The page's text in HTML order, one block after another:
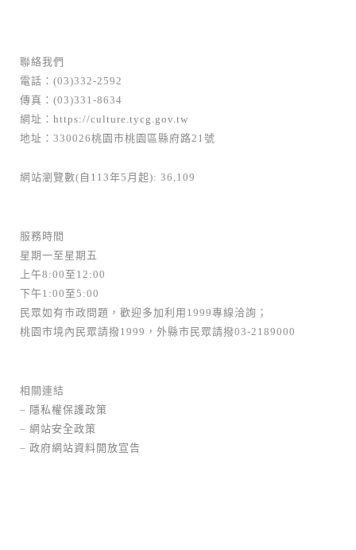
聯絡我們
電話：(03)332-2592
傳真：(03)331-8634
網址： https://culture.tycg.gov.tw
地址：330026桃園市桃園區縣府路21號
網站瀏覽數(自113年5月起): 36,109
服務時間
星期一至星期五
上午8:00至12:00
下午1:00至5:00
民眾如有市政問題，歡迎多加利用1999專線洽詢；
桃園市境內民眾請撥1999，外縣市民眾請撥03-2189000
相關連結
– 隱私權保護政策
– 網站安全政策
– 政府網站資料開放宣告